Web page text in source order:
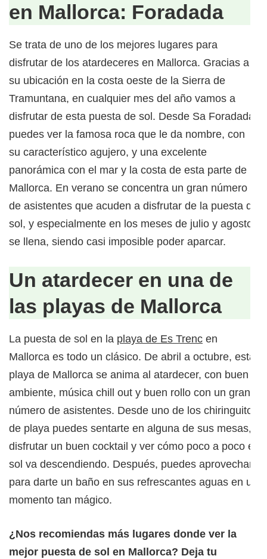
en Mallorca: Foradada
Se trata de uno de los mejores lugares para
disfrutar de los atardeceres en Mallorca. Gracias a
su ubicación en la costa oeste de la Sierra de
Tramuntana, en cualquier mes del año vamos a
disfrutar de esta puesta de sol. Desde Sa Foradada
puedes ver la famosa roca que le da nombre, con
su característico agujero, y una excelente
panorámica con el mar y la costa de esta parte de
Mallorca. En verano se concentra un gran número
de asistentes que acuden a disfrutar de la puesta de
sol, y especialmente en los meses de julio y agosto
se llena, siendo casi imposible poder aparcar.
Un atardecer en una de
las playas de Mallorca
La puesta de sol en la playa de Es Trenc en
Mallorca es todo un clásico. De abril a octubre, esta
playa de Mallorca se anima al atardecer, con buen
ambiente, música chill out y buen rollo con un gran
número de asistentes. Desde uno de los chiringuitos
de playa puedes sentarte en alguna de sus mesas,
disfrutar un buen cocktail y ver cómo poco a poco el
sol va descendiendo. Después, puedes aprovechar
para darte un baño en sus refrescantes aguas en un
momento tan mágico.
¿Nos recomiendas más lugares donde ver la
mejor puesta de sol en Mallorca? Deja tu